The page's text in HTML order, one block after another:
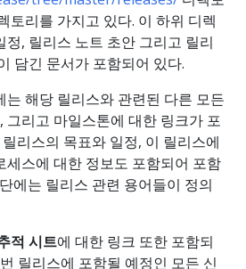
토리를 가지고 있다. 이 하위 디렉
정, 릴리스 노트 초안 그리고 릴리
담긴 문서가 포함되어 있다.
는 해당 릴리스와 관련된 다른 모든
그리고 마일스톤에 대한 링크가 포
리스의 목표와 일정, 이 릴리스에
세스에 대한 정보도 포함되어 포함
에는 릴리스 관련 용어들이 정의
적 시트에 대한 링크 또한 포함되
릴리스에 포함될 예정인 모든 신